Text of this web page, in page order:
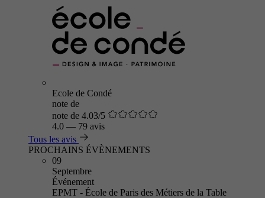
Ecole de Condé
note de
note de 4.03/5
4.0 — 79 avis
Tous les avis
PROCHAINS ÉVÈNEMENTS
09
Septembre
Événement
EPMT - École de Paris des Métiers de la Table